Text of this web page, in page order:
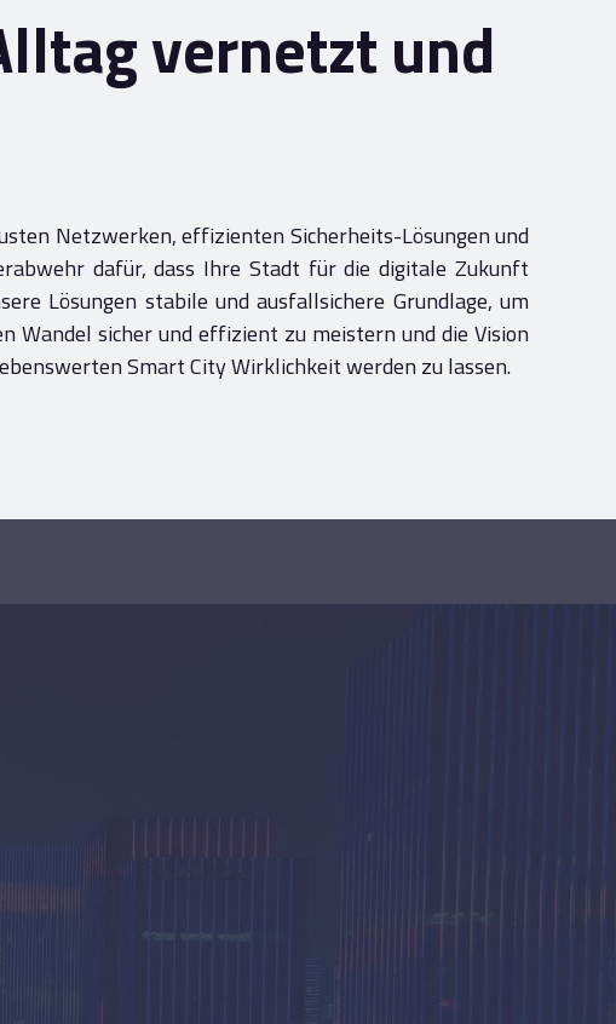
vernetzt und
Netzwerken, effizienten Sicherheits-Lösungen und
dafür, dass Ihre Stadt für die digitale Zukunft
Lösungen stabile und ausfallsichere Grundlage, um
Wandel sicher und effizient zu meistern und die Vision
Smart City Wirklichkeit werden zu lassen.